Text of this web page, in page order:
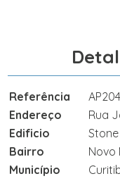
Referência
Endereço
Rua
Edificio
Stone
Bairro
Novo
Município